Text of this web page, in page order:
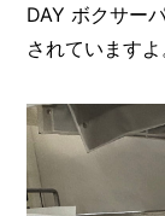
DAY ボクサー
されていますよ